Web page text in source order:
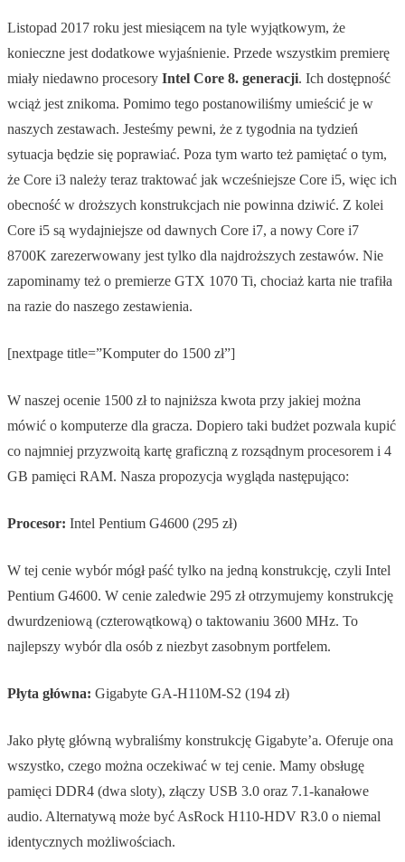
Listopad 2017 roku jest miesiącem na tyle wyjątkowym, że
konieczne jest dodatkowe wyjaśnienie. Przede wszystkim premierę
miały niedawno procesory Intel Core 8. generacji. Ich dostępność
wciąż jest znikoma. Pomimo tego postanowiliśmy umieścić je w
naszych zestawach. Jesteśmy pewni, że z tygodnia na tydzień
sytuacja będzie się poprawiać. Poza tym warto też pamiętać o tym,
że Core i3 należy teraz traktować jak wcześniejsze Core i5, więc ich
obecność w droższych konstrukcjach nie powinna dziwić. Z kolei
Core i5 są wydajniejsze od dawnych Core i7, a nowy Core i7
8700K zarezerwowany jest tylko dla najdroższych zestawów. Nie
zapominamy też o premierze GTX 1070 Ti, chociaż karta nie trafiła
na razie do naszego zestawienia.
[nextpage title=”Komputer do 1500 zł”]
W naszej ocenie 1500 zł to najniższa kwota przy jakiej można
mówić o komputerze dla gracza. Dopiero taki budżet pozwala kupić
co najmniej przyzwoitą kartę graficzną z rozsądnym procesorem i 4
GB pamięci RAM. Nasza propozycja wygląda następująco:
Procesor: Intel Pentium G4600 (295 zł)
W tej cenie wybór mógł paść tylko na jedną konstrukcję, czyli Intel
Pentium G4600. W cenie zaledwie 295 zł otrzymujemy konstrukcję
dwurdzeniową (czterowątkową) o taktowaniu 3600 MHz. To
najlepszy wybór dla osób z niezbyt zasobnym portfelem.
Płyta główna: Gigabyte GA-H110M-S2 (194 zł)
Jako płytę główną wybraliśmy konstrukcję Gigabyte’a. Oferuje ona
wszystko, czego można oczekiwać w tej cenie. Mamy obsługę
pamięci DDR4 (dwa sloty), złączy USB 3.0 oraz 7.1-kanałowe
audio. Alternatywą może być AsRock H110-HDV R3.0 o niemal
identycznych możliwościach.